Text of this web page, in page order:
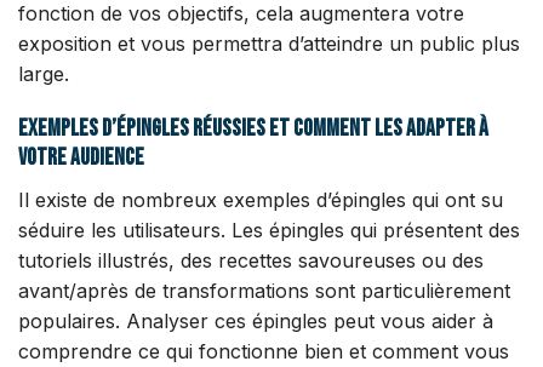
fonction de vos objectifs, cela augmentera votre
exposition et vous permettra d’atteindre un public plus
large.
Exemples d’épingles réussies et comment les adapter à
votre audience
Il existe de nombreux exemples d’épingles qui ont su
séduire les utilisateurs. Les épingles qui présentent des
tutoriels illustrés, des recettes savoureuses ou des
avant/après de transformations sont particulièrement
populaires. Analyser ces épingles peut vous aider à
comprendre ce qui fonctionne bien et comment vous